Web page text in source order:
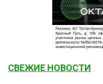
СВЕЖИЕ НОВОСТИ